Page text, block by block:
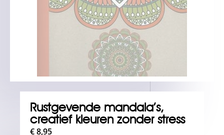
Rustgevende mandala’s,
creatief kleuren zonder stress
€8,95